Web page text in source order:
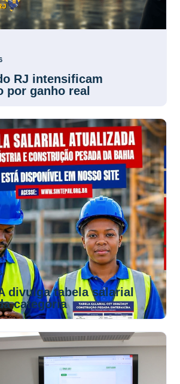
RJ intensificam
por ganho real
divulga tabela salarial
categoria